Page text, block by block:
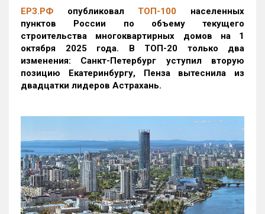
ЕРЗ.РФ опубликовал ТОП-100 населенных
пунктов России по объему текущего
строительства многоквартирных домов на 1
октября 2025 года. В ТОП-20 только два
изменения: Санкт-Петербург уступил вторую
позицию Екатеринбургу, Пенза вытеснила из
двадцатки лидеров Астрахань.